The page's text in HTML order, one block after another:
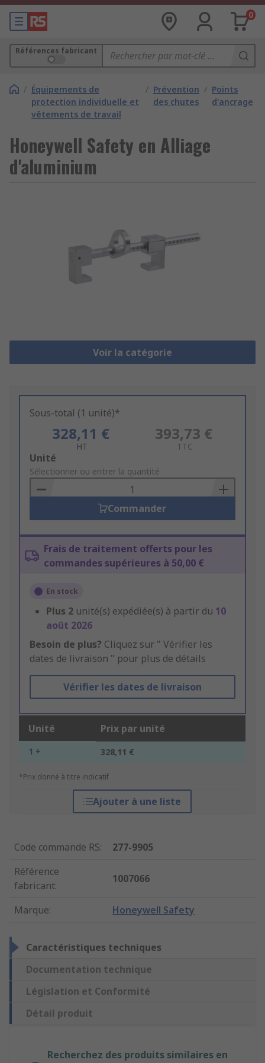
0
Références fabricant
/ Équipements de
protection individuelle et
vêtements de travail
/ Prévention
des chutes
/ Points
d'ancrage
Honeywell Safety en Alliage
d'aluminium
Voir la catégorie
Sous-total (1 unité)*
328,11 €
HT
393,73 €
TTC
Add
to
Basket
Unité
Sélectionner ou entrer la quantité
Commander
Frais de traitement offerts pour les
commandes supérieures à 50,00 €
En stock
Plus 2 unité(s) expédiée(s) à partir du 10
août 2026
Besoin de plus? Cliquez sur " Vérifier les
dates de livraison " pour plus de détails
Vérifier les dates de livraison
Unité Prix par unité
1 + 328,11 €
*Prix donné à titre indicatif
Ajouter à une liste
Code commande RS:
277-9905
Référence
fabricant:
1007066
Marque: Honeywell Safety
Caractéristiques techniques
Documentation technique
Législation et Conformité
Détail produit
Recherchez des produits similaires en